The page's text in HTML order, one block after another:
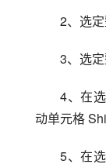
2、选
3、选
4、在
动单元格
5、在